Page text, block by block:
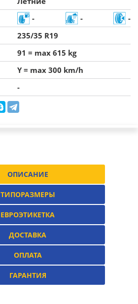
- -
-
235/35 R19
91 = max 615 kg
Y = max 300 km/h
-
ОПИСАНИЕ
ТИПОРАЗМЕРЫ
ЕВРОЭТИКЕТКА
ДОСТАВКА
ОПЛАТА
ГАРАНТИЯ